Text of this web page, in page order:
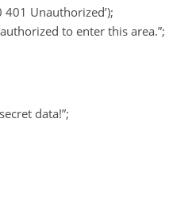
401 Unauthorized’);
to enter this area.”;
data!”;